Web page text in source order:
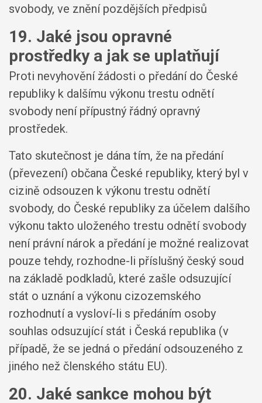
svobody, ve znění pozdějších předpisů
19. Jaké jsou opravné
prostředky a jak se uplatňují
Proti nevyhovění žádosti o předání do České
republiky k dalšímu výkonu trestu odnětí
svobody není přípustný řádný opravný
prostředek.
Tato skutečnost je dána tím, že na předání
(převezení) občana České republiky, který byl v
cizině odsouzen k výkonu trestu odnětí
svobody, do České republiky za účelem dalšího
výkonu takto uloženého trestu odnětí svobody
není právní nárok a předání je možné realizovat
pouze tehdy, rozhodne-li příslušný český soud
na základě podkladů, které zašle odsuzující
stát o uznání a výkonu cizozemského
rozhodnutí a vysloví-li s předáním osoby
souhlas odsuzující stát i Česká republika (v
případě, že se jedná o předání odsouzeného z
jiného než členského státu EU).
20. Jaké sankce mohou být